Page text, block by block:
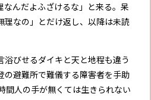
なんだよふざけるな」と来る。呆
理なの」とだけ返し、以降は未読
浴びせるダイキと天と地程も違う
の避難所で難儀する障害者を手助
間人の手が無くては生きられない